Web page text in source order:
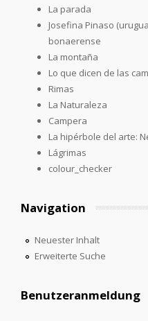
La parada
Josefina Pinaso
bonaerense
La montaña
Lo que dicen de las
Rimas
La Naturaleza
Campera
La hipérbole del arte:
Lágrimas
colour_checker
Navigation
Neuester Inhalt
Erweiterte Suche
Benutzeranmeldung